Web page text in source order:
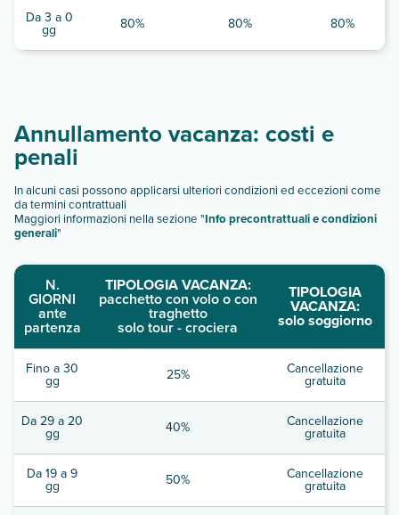
Da 3 a 0
gg 80% 80% 80%
Annullamento vacanza: costi e
penali
In alcuni casi possono applicarsi ulteriori condizioni ed eccezioni come
da termini contrattuali
Maggiori informazioni nella sezione "Info precontrattuali e condizioni
generali"
N.
GIORNI
ante
partenza
TIPOLOGIA VACANZA:
pacchetto con volo o con
traghetto
solo tour - crociera
TIPOLOGIA
VACANZA:
solo soggiorno
Fino a 30
gg 25% Cancellazione
gratuita
Da 29 a 20
gg 40% Cancellazione
gratuita
Da 19 a 9
gg 50% Cancellazione
gratuita